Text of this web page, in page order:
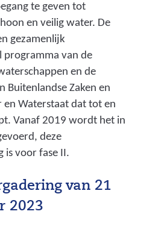
r
te geven tot
en veilig water. De
gezamenlijk
programma van de
en de
Buitenlandse Zaken en
en Waterstaat dat tot en
Vanaf 2019 wordt het in
deze
is voor fase II.
van 21
2023